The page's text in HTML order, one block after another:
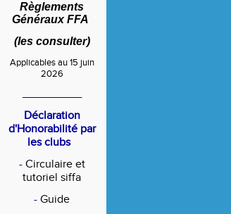
Règlements
Généraux FFA
(les consulter)
Applicables au 15 juin
2026
Déclaration
d'Honorabilité par
les clubs
- Circulaire et
tutoriel siffa
- Guide